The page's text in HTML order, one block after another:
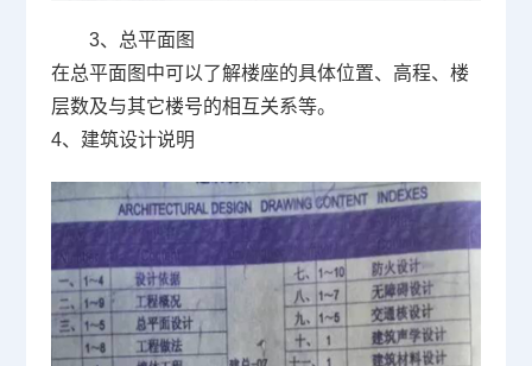
3、总平面图
在总平面图中可以了解楼座的具体位置、高程、楼
层数及与其它楼号的相互关系等。
4、建筑设计说明